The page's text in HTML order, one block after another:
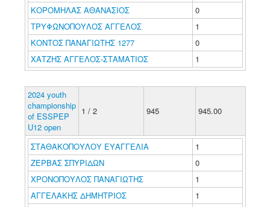
ΚΟΡΟΜΗΛΑΣ ΑΘΑΝΑΣΙΟΣ
0
ΤΡΥΦΩΝΟΠΟΥΛΟΣ ΑΓΓΕΛΟΣ
1
ΚΟΝΤΟΣ ΠΑΝΑΓΙΩΤΗΣ 1277
0
ΧΑΤΖΗΣ ΑΓΓΕΛΟΣ-ΣΤΑΜΑΤΙΟΣ
1
2024 youth
championship
of ESSPEP
U12 open
1 / 2 945 945.00
ΣΤΑΘΑΚΟΠΟΥΛΟΥ ΕΥΑΓΓΕΛΙΑ
1
ΖΕΡΒΑΣ ΣΠΥΡΙΔΩΝ
0
ΧΡΟΝΟΠΟΥΛΟΣ ΠΑΝΑΓΙΩΤΗΣ
1
ΑΓΓΕΛΑΚΗΣ ΔΗΜΗΤΡΙΟΣ
1